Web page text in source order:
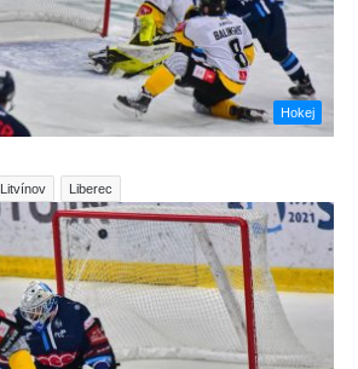
Hokej
Litvínov Liberec